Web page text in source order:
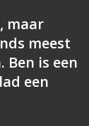
maar
meest
is een
een